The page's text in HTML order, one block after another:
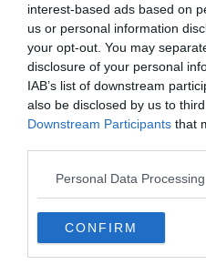
interest-based ads based on
us or personal information
your opt-out. You may
disclosure of your personal
IAB’s list of downstream
also be disclosed by us to
Downstream Participants that
Personal Data
CONFIRM
mire képes? Az előszezon csak
Madridban játszani nagy szó.
csapat húzóembere lesz.”
Elmondta, hogy pályafutása
Madriddal, de mint mondta,
Barcelonát választotta.
Forrás:Marca, borítókép: